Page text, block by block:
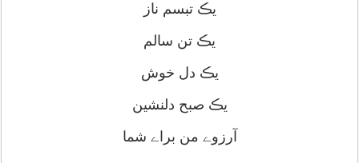
یڪ تبسم ناز
یڪ تن سالم
یڪ دل خوش
یڪ صبح دلنشین
آرزوے من براے شما